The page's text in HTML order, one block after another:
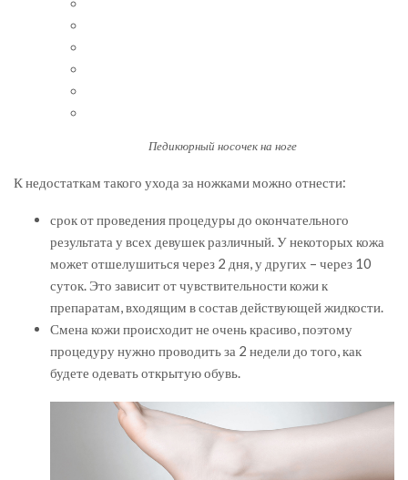
Педикюрный носочек на ноге
К недостаткам такого ухода за ножками можно отнести:
срок от проведения процедуры до окончательного
результата у всех девушек различный. У некоторых кожа
может отшелушиться через 2 дня, у других – через 10
суток. Это зависит от чувствительности кожи к
препаратам, входящим в состав действующей жидкости.
Смена кожи происходит не очень красиво, поэтому
процедуру нужно проводить за 2 недели до того, как
будете одевать открытую обувь.